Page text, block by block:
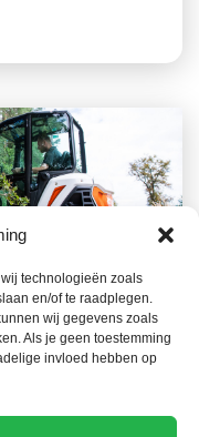
technologieën zoals
en/of te raadplegen.
wij gegevens zoals
Als je geen toestemming
invloed hebben op
dans la